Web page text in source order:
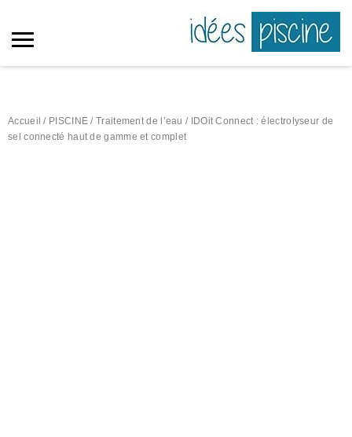
Accueil / PISCINE /Traitement de l’eau / IDOit Connect : électrolyseur de
sel connecté haut de gamme et complet